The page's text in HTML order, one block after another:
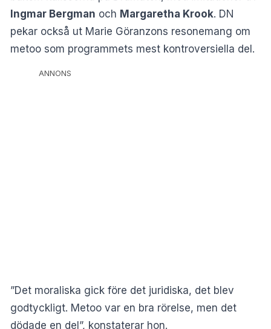
Ingmar Bergman och Margaretha Krook. DN
pekar också ut Marie Göranzons resonemang om
metoo som programmets mest kontroversiella del.
ANNONS
”Det moraliska gick före det juridiska, det blev
godtyckligt. Metoo var en bra rörelse, men det
dödade en del”, konstaterar hon.